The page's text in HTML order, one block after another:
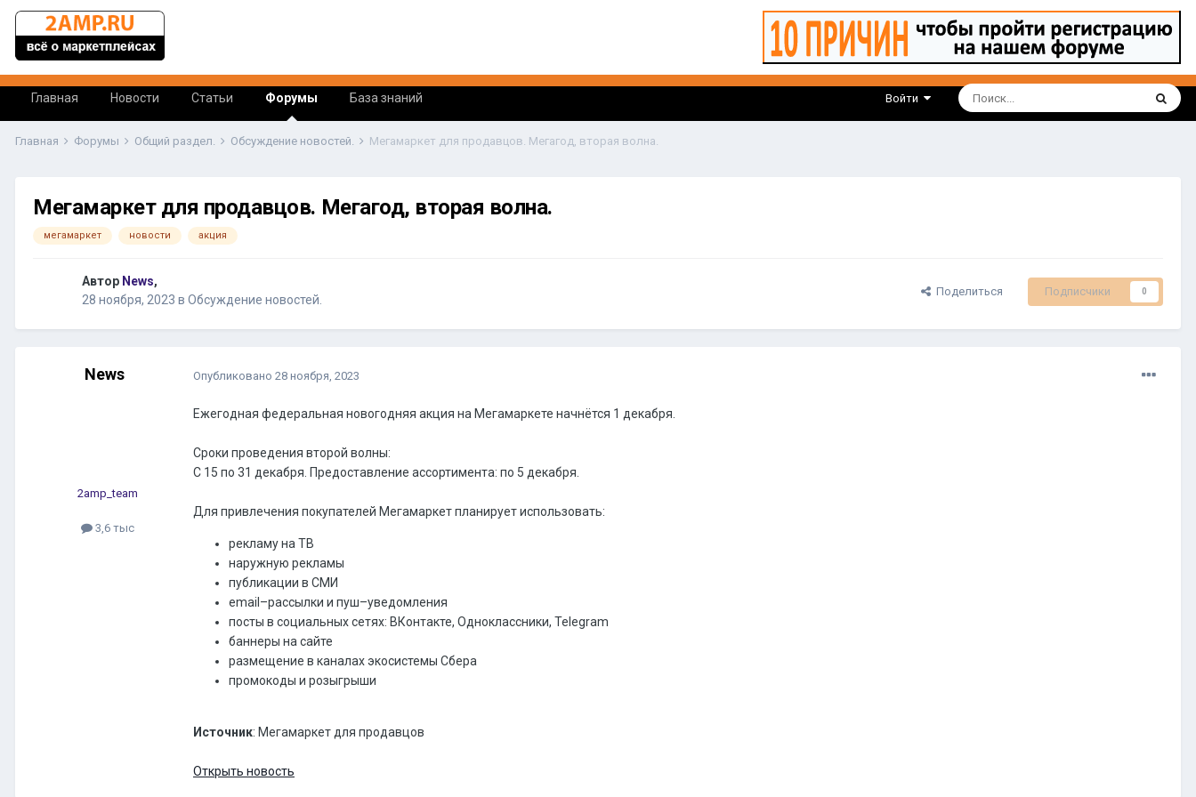
Главная Новости Статьи Форумы База знаний Войти
Главная Форумы Общий раздел. Обсуждение новостей. Мегамаркет для продавцов. Мегагод, вторая волна.
Мегамаркет для продавцов. Мегагод, вторая волна.
мегамаркет новости акция
Автор News,
28 ноября, 2023 в Обсуждение новостей.
Поделиться Подписчики 0
News
2amp_team
3,6 тыс
Опубликовано 28 ноября, 2023
Ежегодная федеральная новогодняя акция на Мегамаркете начнётся 1 декабря.
Сроки проведения второй волны:
С 15 по 31 декабря. Предоставление ассортимента: по 5 декабря.
Для привлечения покупателей Мегамаркет планирует использовать:
рекламу на ТВ
наружную рекламы
публикации в СМИ
email–рассылки и пуш–уведомления
посты в социальных сетях: ВКонтакте, Одноклассники, Telegram
баннеры на сайте
размещение в каналах экосистемы Сбера
промокоды и розыгрыши
Источник: Мегамаркет для продавцов
Открыть новость